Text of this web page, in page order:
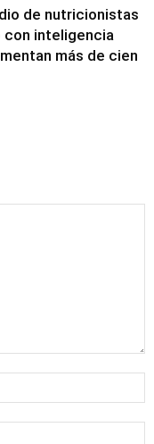
de nutricionistas
con inteligencia
más de cien